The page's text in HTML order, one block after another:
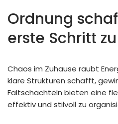
Ordnung
erste Schritt
Chaos im Zuhause raubt
klare Strukturen schafft,
Faltschachteln bieten eine
effektiv und stilvoll zu